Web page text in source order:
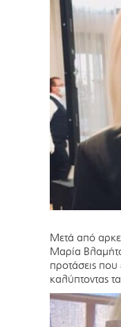
Μετά από
Μαρία
προτάσεις που
καλύπτοντας